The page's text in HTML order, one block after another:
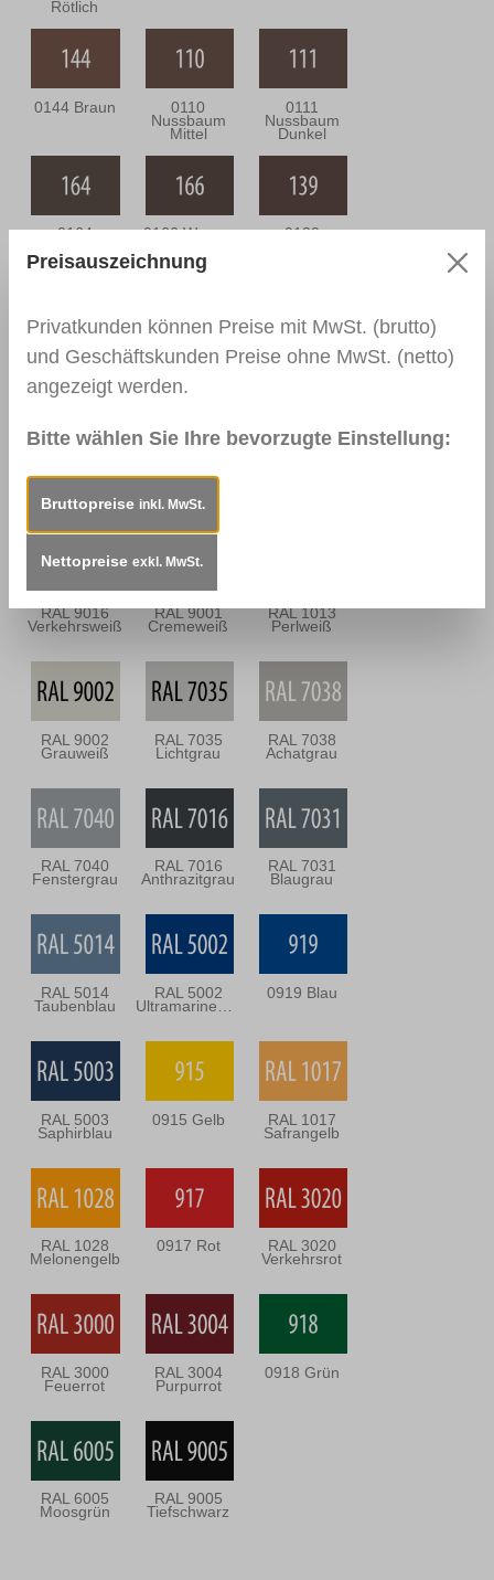
Rötlich
0144 Braun 0110
Nussbaum
Mittel
0111
Nussbaum
Dunkel
0164
Antik
0166 Wenge 0139
0113 0114
Dunkel
0163
Mooreiche Signalweiß
RAL 9016
Verkehrsweiß
RAL 9001
Cremeweiß
RAL 1013
Perlweiß
RAL 9002
Grauweiß
RAL 7035
Lichtgrau
RAL 7038
Achatgrau
RAL 7040
Fenstergrau
RAL 7016
Anthrazitgrau
RAL 7031
Blaugrau
RAL 5014
Taubenblau
RAL 5002 0919 Blau
RAL 5003
Saphirblau
0915 Gelb RAL 1017
Safrangelb
RAL 1028
Melonengelb
0917 Rot RAL 3020
Verkehrsrot
RAL 3000
Feuerrot
RAL 3004
Purpurrot
0918 Grün
RAL 6005
Moosgrün
RAL 9005
Tiefschwarz
Preisauszeichnung
Privatkunden können Preise mit MwSt. (brutto)
und Geschäftskunden Preise ohne MwSt. (netto)
angezeigt werden.
Bitte wählen Sie Ihre bevorzugte Einstellung:
Bruttopreise inkl. MwSt.
Nettopreise exkl. MwSt.